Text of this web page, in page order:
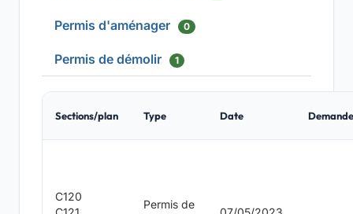
Permis d'aménager 0
Permis de démolir 1
Sections/plan Type Date
C120
Permis de